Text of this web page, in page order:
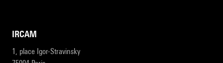
IRCAM
1, place Igor-Stravinsky